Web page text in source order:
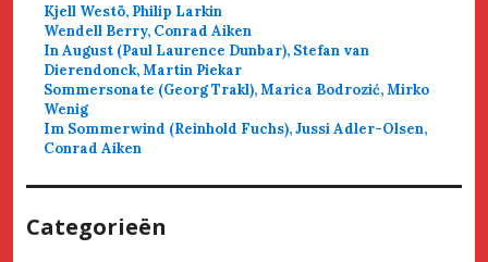
Kjell Westö, Philip Larkin
Wendell Berry, Conrad Aiken
In August (Paul Laurence Dunbar), Stefan van
Dierendonck, Martin Piekar
Sommersonate (Georg Trakl), Marica Bodrozić, Mirko
Wenig
Im Sommerwind (Reinhold Fuchs), Jussi Adler-Olsen,
Conrad Aiken
Categorieën